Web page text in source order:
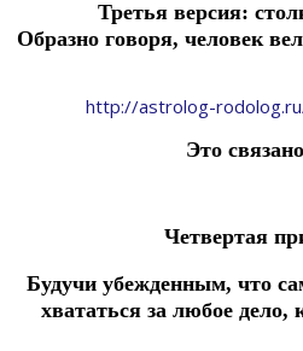
Третья версия:
Образно говоря, человек
http://astrolog-
Это
Четвертая
Будучи убежденным, что
хвататься за любое дело,